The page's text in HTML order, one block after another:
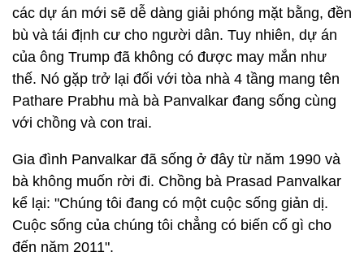
các dự án mới sẽ dễ dàng giải phóng mặt bằng, đền
bù và tái định cư cho người dân. Tuy nhiên, dự án
của ông Trump đã không có được may mắn như
thế. Nó gặp trở lại đối với tòa nhà 4 tầng mang tên
Pathare Prabhu mà bà Panvalkar đang sống cùng
với chồng và con trai.
Gia đình Panvalkar đã sống ở đây từ năm 1990 và
bà không muốn rời đi. Chồng bà Prasad Panvalkar
kể lại: "Chúng tôi đang có một cuộc sống giản dị.
Cuộc sống của chúng tôi chẳng có biến cố gì cho
đến năm 2011".